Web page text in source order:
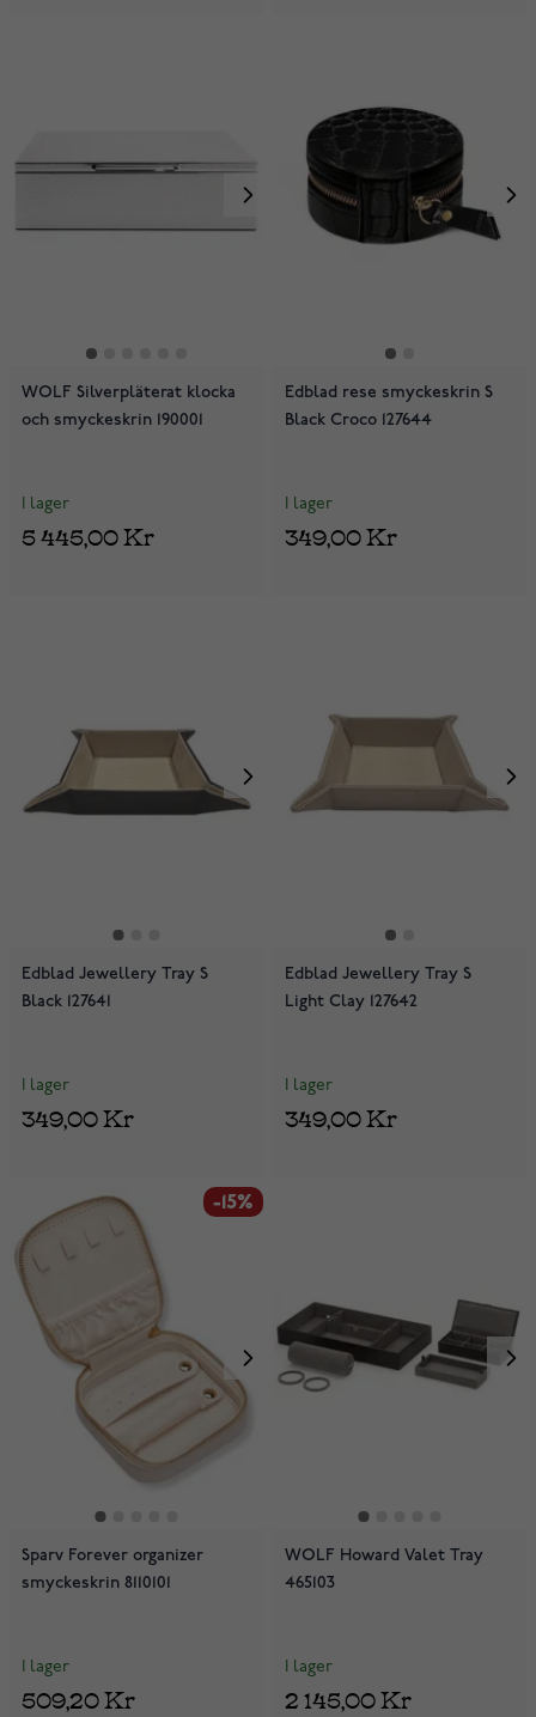
WOLF Silverpläterat klocka
och smyckeskrin 190001
I lager
5 445,00 Kr
Edblad rese smyckeskrin S
Black Croco 127644
I lager
349,00 Kr
Edblad Jewellery Tray S
Black 127641
I lager
349,00 Kr
Edblad Jewellery Tray S
Light Clay 127642
I lager
349,00 Kr
-15%
Sparv Forever organizer
smyckeskrin 8110101
I lager
509,20 Kr
WOLF Howard Valet Tray
465103
I lager
2 145,00 Kr